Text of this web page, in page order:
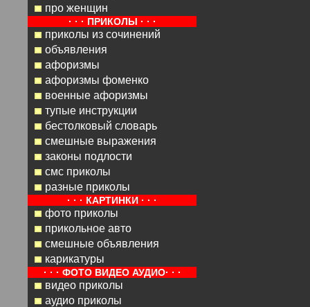
про женщин
· · · ПРИКОЛЫ · · ·
приколы из сочинений
объявления
афоризмы
афоризмы фоменко
военные афоризмы
тупые инструкции
бестолковый словарь
смешные выражения
законы подлости
смс приколы
разные приколы
· · · КАРТИНКИ · · ·
фото приколы
прикольное авто
смешные объявления
карикатуры
· · · ФОТО ВИДЕО АУДИО· · ·
видео приколы
аудио приколы